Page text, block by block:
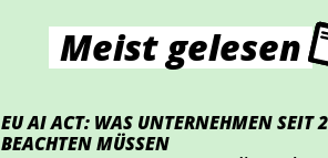
Meist gelesen
EU AI ACT: WAS UNTERNEHMEN SEIT
BEACHTEN MÜSSEN